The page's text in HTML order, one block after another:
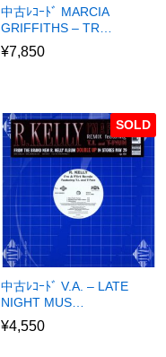
中古ﾚｺｰﾄﾞ MARCIA
GRIFFITHS – TR…
¥7,850
SOLD
中古ﾚｺｰﾄﾞ V.A. – LATE
NIGHT MUS…
¥4,550